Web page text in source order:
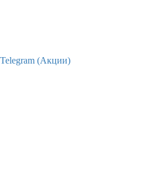
Telegram (Акции)